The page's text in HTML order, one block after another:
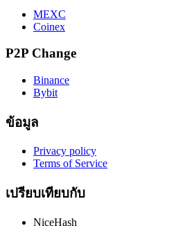
MEXC
Coinex
P2P Change
Binance
Bybit
ข้อมูล
Privacy policy
Terms of Service
เปรียบเทียบกับ
NiceHash